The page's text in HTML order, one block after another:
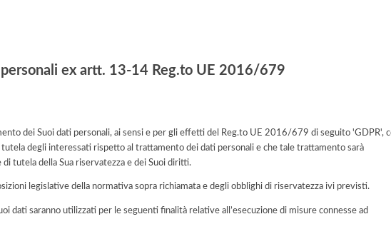
ex artt. 13-14 Reg.to UE 2016/679
dei Suoi dati personali, ai sensi e per gli effetti del Reg.to UE 2016/679 di seguito 'GDPR',
degli interessati rispetto al trattamento dei dati personali e che tale trattamento sarà
tutela della Sua riservatezza e dei Suoi diritti.
legislative della normativa sopra richiamata e degli obblighi di riservatezza ivi previsti.
dati saranno utilizzati per le seguenti finalità relative all’esecuzione di misure connesse ad